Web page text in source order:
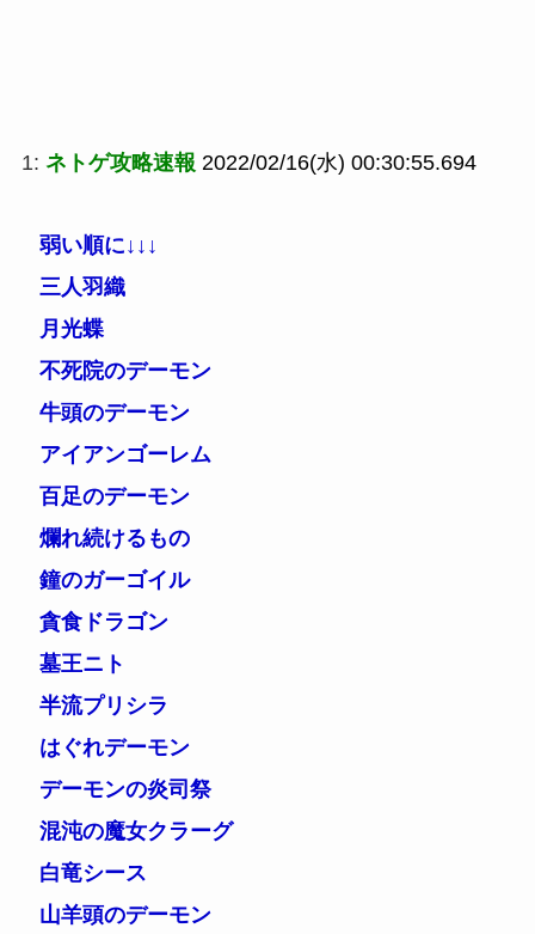
1: ネトゲ攻略速報 2022/02/16(水) 00:30:55.694
弱い順に↓↓↓
三人羽織
月光蝶
不死院のデーモン
牛頭のデーモン
アイアンゴーレム
百足のデーモン
爛れ続けるもの
鐘のガーゴイル
貪食ドラゴン
墓王ニト
半流プリシラ
はぐれデーモン
デーモンの炎司祭
混沌の魔女クラーグ
白竜シース
山羊頭のデーモン